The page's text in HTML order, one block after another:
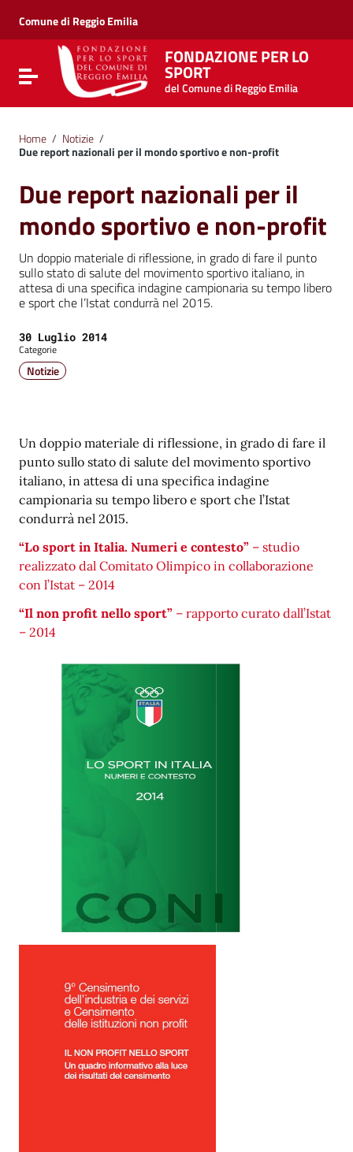
Vai al menu di navigazione
Vai al footer
Comune di Reggio Emilia
Attiva / disattiva la navigazione
FONDAZIONE PER LO
SPORT
del Comune di Reggio Emilia
Home / Notizie /
Due report nazionali per il mondo sportivo e non-profit
Due report nazionali per il
mondo sportivo e non-profit
Un doppio materiale di riflessione, in grado di fare il punto
sullo stato di salute del movimento sportivo italiano, in
attesa di una specifica indagine campionaria su tempo libero
e sport che l’Istat condurrà nel 2015.
Data:
30 Luglio 2014
Categorie
Notizie
Un doppio materiale di riflessione, in grado di fare il
punto sullo stato di salute del movimento sportivo
italiano, in attesa di una specifica indagine
campionaria su tempo libero e sport che l’Istat
condurrà nel 2015.
“Lo sport in Italia. Numeri e contesto” – studio
realizzato dal Comitato Olimpico in collaborazione
con l’Istat – 2014
“Il non profit nello sport” – rapporto curato dall’Istat
– 2014